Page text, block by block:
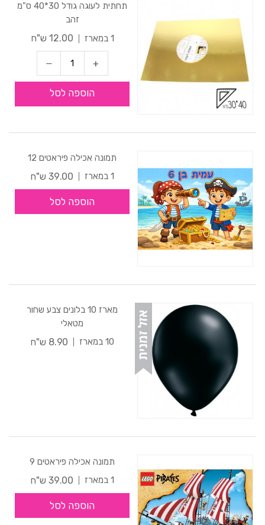
תחתית לעוגה גודל 30*40 ס"מ
זהב
1 במארז
12.00 ש"ח
הוספה לסל
תמונה אכילה פיראטים 12
1 במארז
39.00 ש"ח
הוספה לסל
מארז 10 בלונים צבע שחור
מטאלי
10 במארז
8.90 ש"ח
תמונה אכילה פיראטים 9
1 במארז
39.00 ש"ח
הוספה לסל